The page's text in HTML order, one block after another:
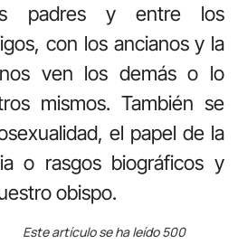
padres y entre los
con los ancianos y la
ven los demás o lo
mismos. También se
el papel de la
o rasgos biográficos y
obispo.
Este artículo se ha leído 500